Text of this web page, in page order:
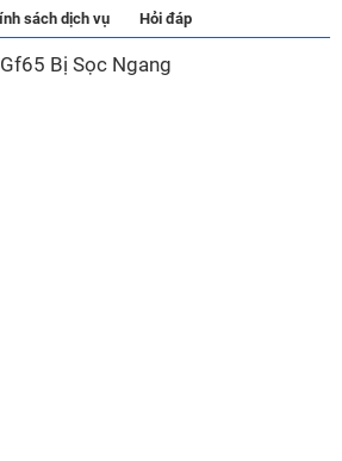
sách dịch vụ Hỏi đáp
Bị Sọc Ngang